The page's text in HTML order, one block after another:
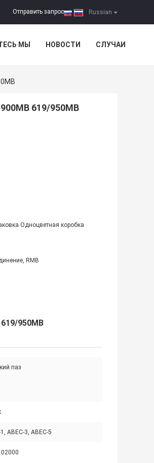
Russian
Отправить запрос |
МЫ НОВОСТИ СЛУЧАИ
619/950MB
Одноцветная коробка
RMB
950MB
паз
ABEC-3, ABEC-5